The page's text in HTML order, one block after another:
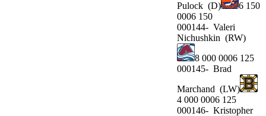
Pulock (D)
6 150
0006 150
000144- Valeri
Nichushkin (RW)
8 000 0006 125
000145- Brad
Marchand (LW)
4 000 0006 125
000146- Kristopher